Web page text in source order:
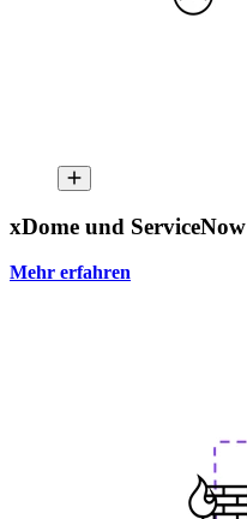
xDome und ServiceNow
Mehr erfahren